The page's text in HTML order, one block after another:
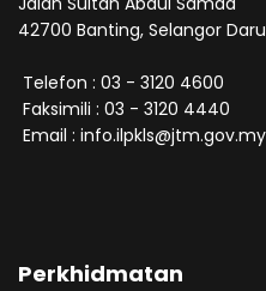
42700 Banting, Selangor
Telefon : 03 - 3120 4600
Faksimili : 03 - 3120 4440
Email : info.ilpkls@jtm.gov.my
Perkhidmatan